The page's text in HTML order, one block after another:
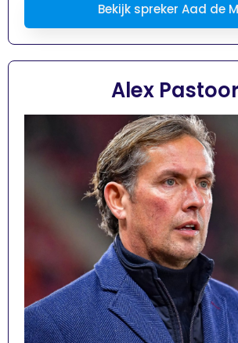
Bekijk spreker Aad de
Alex Pastoor